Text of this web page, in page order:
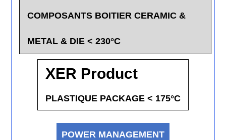
COMPOSANTS BOITIER CERAMIC &
METAL & DIE < 230°C
XER Product
PLASTIQUE PACKAGE < 175°C
POWER MANAGEMENT